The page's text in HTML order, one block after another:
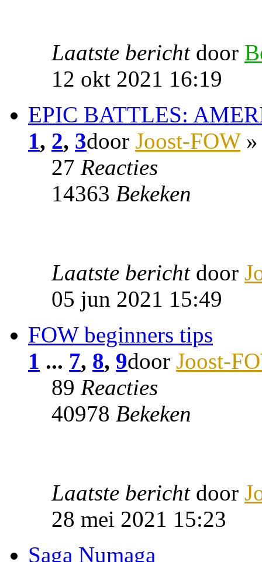
Laatste bericht door
12 okt 2021 16:19
EPIC BATTLES:
1, 2, 3door Joost-FOW»
27 Reacties
14363 Bekeken
Laatste bericht door
05 jun 2021 15:49
FOW beginners tips
1 ... 7, 8, 9door Joost-
89 Reacties
40978 Bekeken
Laatste bericht door
28 mei 2021 15:23
Saga Numaga